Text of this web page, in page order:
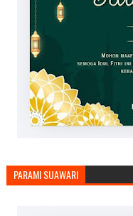
PARAMI SUAWARI